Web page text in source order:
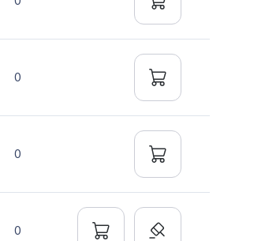
0
0
0